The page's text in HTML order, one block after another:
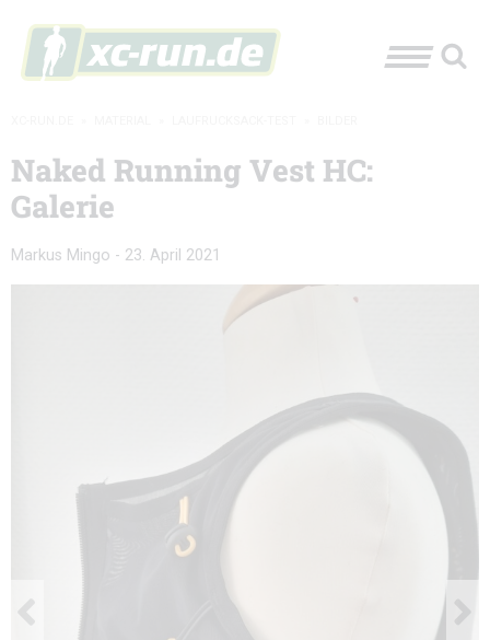
Naked Running Vest HC:
Galerie
Markus Mingo - 23. April 2021